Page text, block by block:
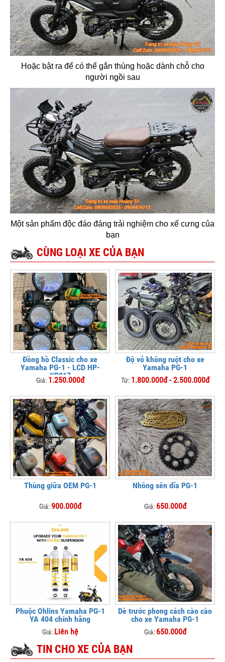
Hoặc bật ra để có thể gắn thùng hoặc dành chỗ cho
người ngồi sau
Một sản phẩm độc đáo đáng trải nghiệm cho xế cưng của
bạn
CÙNG LOẠI XE CỦA BẠN
Đồng hồ Classic cho xe
Yamaha PG-1 - LCD HP-
YB017
Giá: 1.250.000đ
Độ vỏ không ruột cho xe
Yamaha PG-1
Từ: 1.800.000đ - 2.500.000đ
Thùng giữa OEM PG-1
Giá:900.000đ
Nhông sên dĩa PG-1
Giá: 650.000đ
Phuộc Ohlins Yamaha PG-1
YA 404 chính hãng
Giá: Liên hệ
Dè trước phong cách cào cào
cho xe Yamaha PG-1
Giá: 650.000đ
TIN CHO XE CỦA BẠN